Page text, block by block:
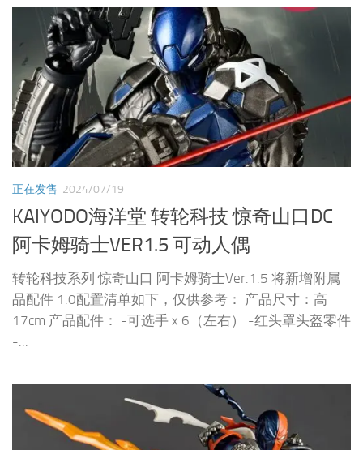
正在发售 2024/07/19
KAIYODO海洋堂 转轮科技 惊奇山口DC
阿卡姆骑士VER1.5 可动人偶
转轮科技系列 惊奇山口 阿卡姆骑士Ver.1.5 将新增附属
品配件 1.0配置清单如下，仅供参考： 产品尺寸：高
17cm 产品配件： -可选手 x 6（左右） -红头罩头盔零件
-...